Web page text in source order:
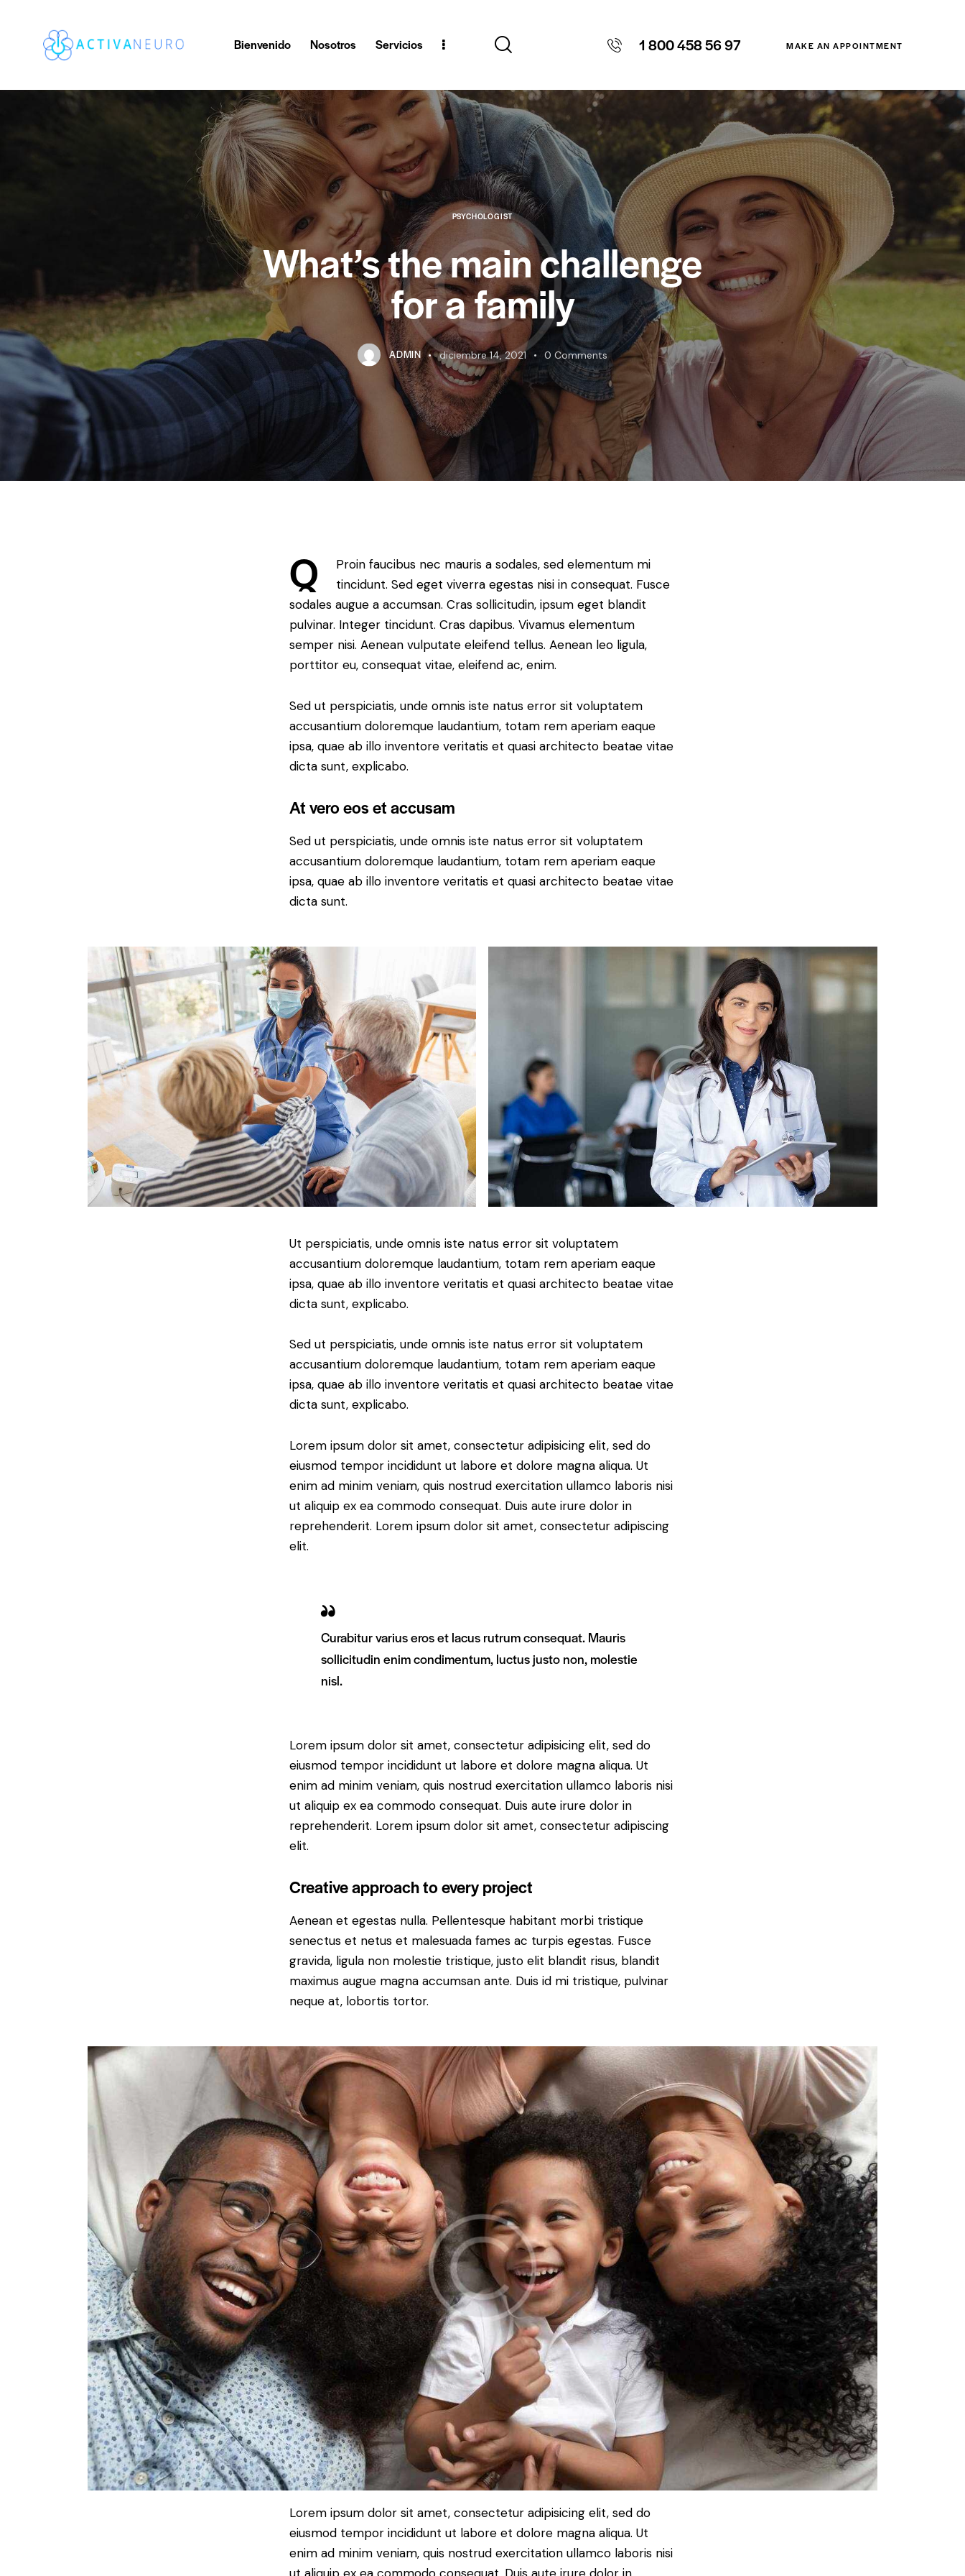
Bienvenido Nosotros Servicios 1 800 458 56 97 MAKE AN APPOINTMENT
PSYCHOLOGIST
What’s the main challenge
for a family
ADMIN diciembre 14, 2021 0 Comments
Q
Proin faucibus nec mauris a sodales, sed elementum mi
tincidunt. Sed eget viverra egestas nisi in consequat. Fusce
sodales augue a accumsan. Cras sollicitudin, ipsum eget blandit
pulvinar. Integer tincidunt. Cras dapibus. Vivamus elementum
semper nisi. Aenean vulputate eleifend tellus. Aenean leo ligula,
porttitor eu, consequat vitae, eleifend ac, enim.
Sed ut perspiciatis, unde omnis iste natus error sit voluptatem
accusantium doloremque laudantium, totam rem aperiam eaque
ipsa, quae ab illo inventore veritatis et quasi architecto beatae vitae
dicta sunt, explicabo.
At vero eos et accusam
Sed ut perspiciatis, unde omnis iste natus error sit voluptatem
accusantium doloremque laudantium, totam rem aperiam eaque
ipsa, quae ab illo inventore veritatis et quasi architecto beatae vitae
dicta sunt.
Ut perspiciatis, unde omnis iste natus error sit voluptatem
accusantium doloremque laudantium, totam rem aperiam eaque
ipsa, quae ab illo inventore veritatis et quasi architecto beatae vitae
dicta sunt, explicabo.
Sed ut perspiciatis, unde omnis iste natus error sit voluptatem
accusantium doloremque laudantium, totam rem aperiam eaque
ipsa, quae ab illo inventore veritatis et quasi architecto beatae vitae
dicta sunt, explicabo.
Lorem ipsum dolor sit amet, consectetur adipisicing elit, sed do
eiusmod tempor incididunt ut labore et dolore magna aliqua. Ut
enim ad minim veniam, quis nostrud exercitation ullamco laboris nisi
ut aliquip ex ea commodo consequat. Duis aute irure dolor in
reprehenderit. Lorem ipsum dolor sit amet, consectetur adipiscing
elit.
Curabitur varius eros et lacus rutrum consequat. Mauris
sollicitudin enim condimentum, luctus justo non, molestie
nisl.
Lorem ipsum dolor sit amet, consectetur adipisicing elit, sed do
eiusmod tempor incididunt ut labore et dolore magna aliqua. Ut
enim ad minim veniam, quis nostrud exercitation ullamco laboris nisi
ut aliquip ex ea commodo consequat. Duis aute irure dolor in
reprehenderit. Lorem ipsum dolor sit amet, consectetur adipiscing
elit.
Creative approach to every project
Aenean et egestas nulla. Pellentesque habitant morbi tristique
senectus et netus et malesuada fames ac turpis egestas. Fusce
gravida, ligula non molestie tristique, justo elit blandit risus, blandit
maximus augue magna accumsan ante. Duis id mi tristique, pulvinar
neque at, lobortis tortor.
Lorem ipsum dolor sit amet, consectetur adipisicing elit, sed do
eiusmod tempor incididunt ut labore et dolore magna aliqua. Ut
enim ad minim veniam, quis nostrud exercitation ullamco laboris nisi